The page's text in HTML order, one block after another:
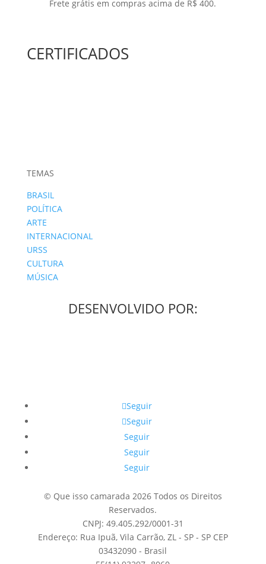
Frete grátis em compras acima de R$ 400.
CERTIFICADOS
TEMAS
BRASIL
POLÍTICA
ARTE
INTERNACIONAL
URSS
CULTURA
MÚSICA
DESENVOLVIDO POR:
Seguir
Seguir
Seguir
Seguir
Seguir
© Que isso camarada 2026 Todos os Direitos
Reservados.
CNPJ: 49.405.292/0001-31
Endereço: Rua Ipuã, Vila Carrão, ZL - SP - SP CEP
03432090 - Brasil